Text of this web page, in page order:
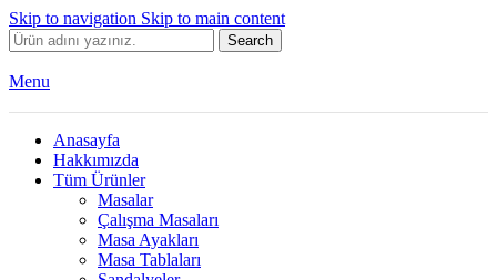
Skip to navigation Skip to main content
Search
Menu
Anasayfa
Hakkımızda
Tüm Ürünler
Masalar
Çalışma Masaları
Masa Ayakları
Masa Tablaları